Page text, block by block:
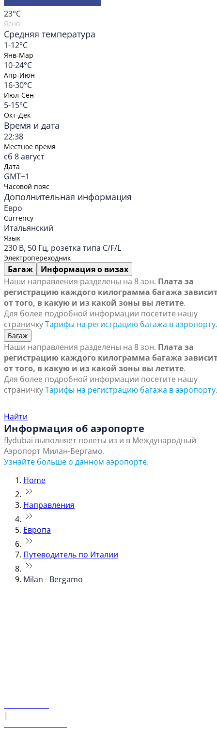
23°C
Ясно
Средняя температура
1-12°C
Янв-Мар
10-24°C
Апр-Июн
16-30°C
Июл-Сен
5-15°C
Окт-Дек
Время и дата
22:38
Местное время
сб 8 август
Дата
GMT+1
Часовой пояс
Дополнительная информация
Евро
Currency
Итальянский
Язык
230 В, 50 Гц, розетка типа С/F/L
Электропереходник
Багаж
Информация о визах
Наши направления разделены на 8 зон. Плата за
регистрацию каждого килограмма багажа
от того, в какую и из какой зоны вы летите.
Для более подробной информации посетите нашу
страничкуТарифы на регистрацию багажа в аэропорту.
Багаж
Наши направления разделены на 8 зон. Плата за
регистрацию каждого килограмма багажа
от того, в какую и из какой зоны вы летите.
Для более подробной информации посетите нашу
страничкуТарифы на регистрацию багажа в аэропорту.
Найти
Информация об аэропорте
flydubai выполняет полеты из и в Международный
Аэропорт Милан-Бергамо.
Узнайте больше о данном аэропорте.
Home
Направления
Европа
Путеводитель по Италии
Milan - Bergamo
|